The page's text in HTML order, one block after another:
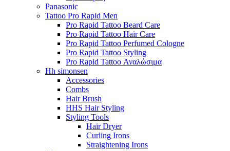
Panasonic
Tattoo Pro Rapid Men
Pro Rapid Tattoo Beard Care
Pro Rapid Tattoo Hair Care
Pro Rapid Tattoo Perfumed Cologne
Pro Rapid Tattoo Styling
Pro Rapid Tattoo Αναλώσιμα
Hh simonsen
Accessories
Combs
Hair Brush
HHS Hair Styling
Styling Tools
Hair Dryer
Curling Irons
Straightening Irons